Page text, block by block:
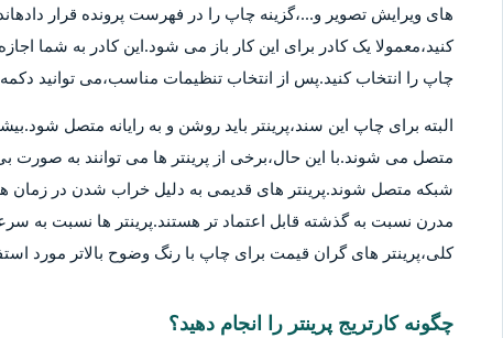
های ویرایش تصویر و...،گزینه چاپ را در فهرست پرونده قرار
کنید،معمولا یک کادر برای این کار باز می شود.این کادر به شما
چاپ را انتخاب کنید.پس از انتخاب تنظیمات مناسب،می توانید
متصل می شوند.با این حال،برخی از پرینتر ها می توانند به صورت
شبکه متصل شوند.پرینتر های قدیمی به دلیل خراب شدن در زمان
مدرن نسبت به گذشته قابل اعتماد تر هستند.پرینتر ها نسبت به
کلی،پرینتر های گران قیمت برای چاپ با رنگ وضوح بالاتر مورد
چگونه کارتریج پرینتر را انجام دهید؟